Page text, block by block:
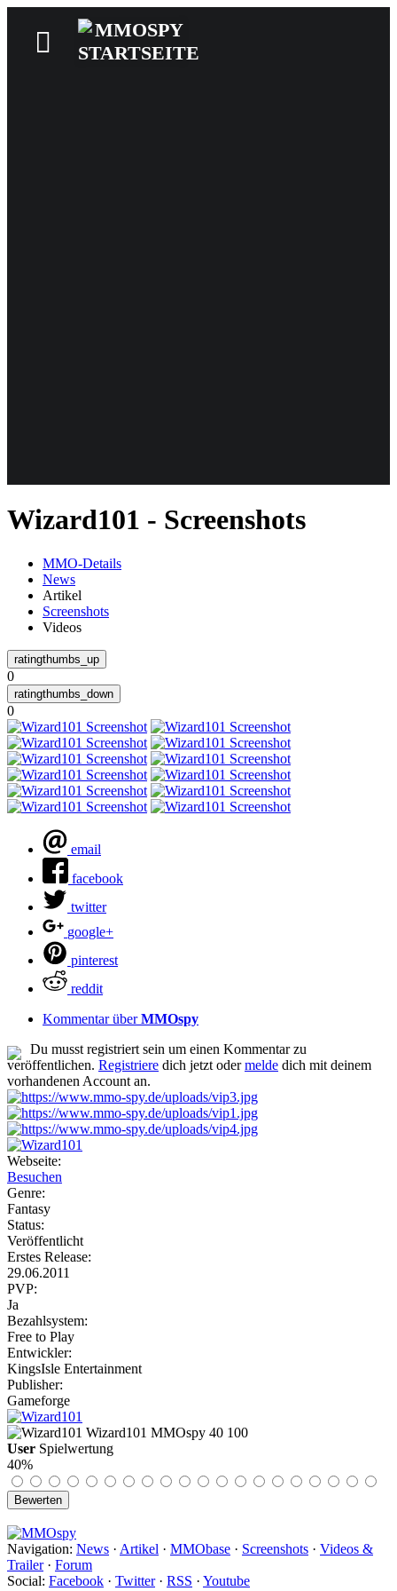
Wizard101 - Screenshots
MMO-Details
News
Artikel
Screenshots
Videos
0
0
email
facebook
twitter
google+
pinterest
reddit
Kommentar überMMOspy
Du musst registriert sein um einen Kommentar zu
veröffentlichen. Registriere dich jetzt odermelde dich mit deinem
vorhandenen Account an.
Webseite:
Besuchen
Genre:
Fantasy
Status:
Veröffentlicht
Erstes Release:
29.06.2011
PVP:
Ja
Bezahlsystem:
Free to Play
Entwickler:
KingsIsle Entertainment
Publisher:
Gameforge
Wizard101 MMOspy 40 100
User Spielwertung
40%
Navigation: News · Artikel · MMObase · Screenshots · Videos &
Trailer· Forum
Social: Facebook · Twitter· RSS · Youtube